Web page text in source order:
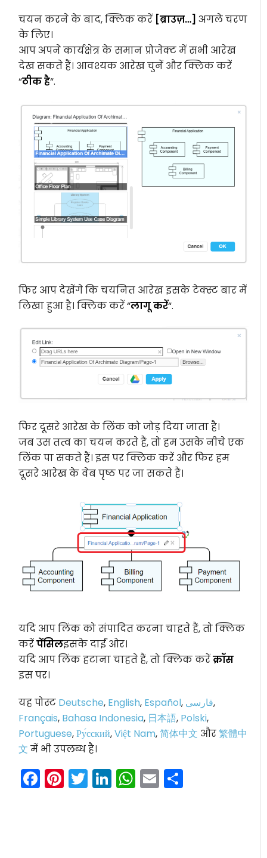
चयन करने के बाद, क्लिक करें [ब्राउज़…] अगले चरण
के लिए।
आप अपने कार्यक्षेत्र के समान प्रोजेक्ट में सभी आरेख
देख सकते हैं। आवश्यक आरेख चुनें और क्लिक करें
“ठीक है“.
फिर आप देखेंगे कि चयनित आरेख इसके टेक्स्ट बार में
लिखा हुआ है। क्लिक करें “लागू करें“.
फिर दूसरे आरेख के लिंक को जोड़ दिया जाता है।
जब उस तत्व का चयन करते हैं, तो हम उसके नीचे एक
लिंक पा सकते हैं। इस पर क्लिक करें और फिर हम
दूसरे आरेख के वेब पृष्ठ पर जा सकते हैं।
यदि आप लिंक को संपादित करना चाहते हैं, तो क्लिक
करेंपेंसिलइसके दाईं ओर।
यदि आप लिंक हटाना चाहते हैं, तो क्लिक करेंक्रॉस
इस पर।
यह पोस्ट Deutsche, English, Español, فارسی,
Français, Bahasa Indonesia, 日本語, Polski,
Portuguese,Ру́сский,Việt Nam,简体中文 और繁體中
文 में भी उपलब्ध है।
Facebook
Pinterest
Twitter
LinkedIn
WhatsApp
Email